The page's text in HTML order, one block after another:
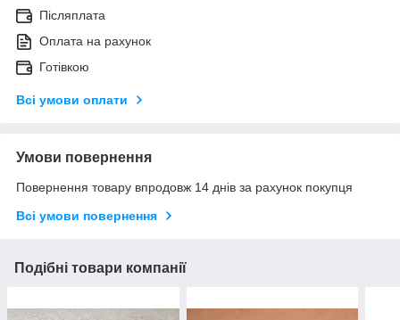
Післяплата
Оплата на рахунок
Готівкою
Всі умови оплати
Умови повернення
Повернення товару впродовж 14 днів за рахунок покупця
Всі умови повернення
Подібні товари компанії